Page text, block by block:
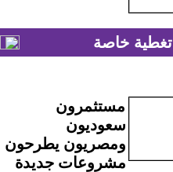
تغطية خاصة
مستثمرون
سعوديون
ومصريون يطرحون
مشروعات جديدة